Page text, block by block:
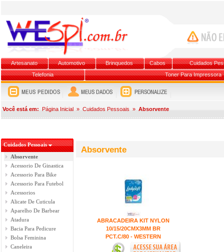
Artesanato Automotivo Brinquedos Cabos
Cuidados
Telefonia
Toner Para Impressora
Você está em: Página Inicial » Cuidados Pessoais » Absorvente
Cuidados Pessoais
Absorvente
Acessorio De Ginastica
Acessorio Para Bike
Acessorio Para Futebol
Acessorios
Alicate De Cuticula
Aparelho De Barbear
Atadura
Bacia Para Pedicure
Bolsa Feminina
Caneleira
Absorvente
ABRACADEIRA KIT NYLON
10/15/20CMX3MM BR
PCT.C/80 - WESTERN